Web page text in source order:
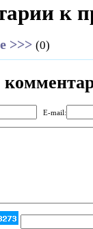
к
>>> (0)
E-mail: